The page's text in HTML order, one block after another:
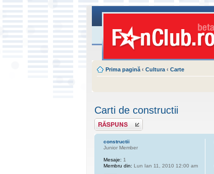
Prima pagină ‹ Cultura ‹ Carte
Carti de constructii
Scrie un răspuns
constructii
Junior Member
Mesaje: 1
Membru din: Lun Ian 11, 2010 12:00 am